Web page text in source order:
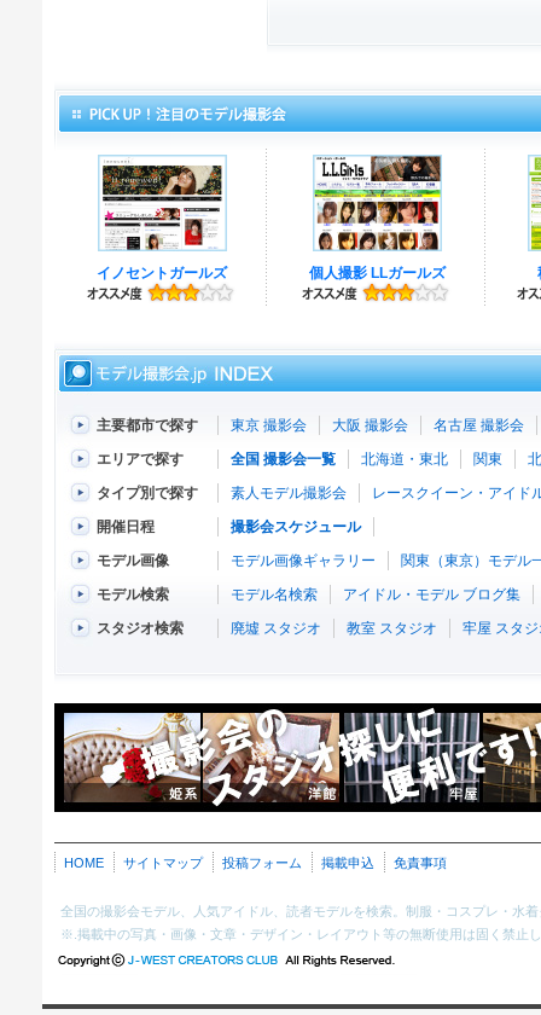
イノセントガールズ 個人撮影 LLガールズ
主要都市で探す 東京 撮影会 大阪 撮影会
名古屋 撮影会
エリアで探す
全国 撮影会一覧 北海道・東北 関東
タイプ別で探す
素人モデル撮影会
レースクイーン・アイド
開催日程
撮影会スケジュール
モデル画像
モデル画像ギャラリー
関東（東京）モデル
モデル検索
モデル名検索
アイドル・モデル ブログ集
スタジオ検索
廃墟 スタジオ 教室 スタジオ 牢屋 スタ
HOME サイトマップ 投稿フォーム 掲載申込 免責事項
全国の撮影会モデル、人気アイドル、読者モデルを検索。制服・コスプレ・水
※.掲載中の写真・画像・文章・デザイン・レイアウト等の無断使用は固く禁止